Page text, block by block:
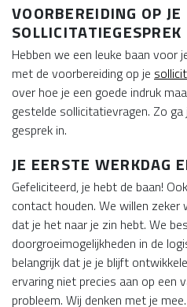
VOORBEREIDING OP JE
SOLLICITATIEGESPREK
Hebben we een leuke baan voor
met de voorbereiding op je
over hoe je een goede indruk
gestelde sollicitatievragen. Zo
gesprek in.
JE EERSTE WERKDAG
Gefeliciteerd, je hebt de baan!
contact houden. We willen
dat je het naar je zin hebt. We
doorgroeimogelijkheden in de
belangrijk dat je je blijft
ervaring niet precies aan op een
probleem. Wij denken met je mee.